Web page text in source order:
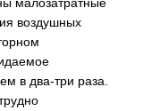
воздушных
в два-три раза.